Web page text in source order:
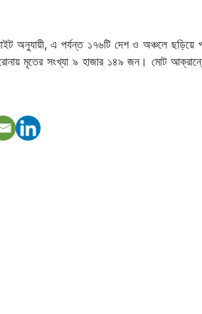
অনুযায়ী, এ পর্যন্ত ১৭৬টি দেশ ও অঞ্চলে ছড়িয়ে
মৃতের সংখ্যা ৯ হাজার ১৪৯ জন। মোট